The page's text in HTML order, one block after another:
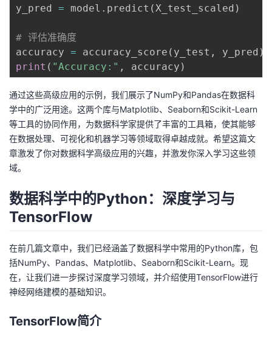
y_pred = model . predict ( X_test_scaled )
# 评估准确度
accuracy = accuracy_score ( y_test , y_pred )
print ( "Accuracy:" , accuracy )
通过这些高级应用的示例，我们展示了NumPy和Pandas在数据科
学中的广泛用途。这两个库与Matplotlib、Seaborn和Scikit-Learn
等工具的协同作用，为数据科学家提供了丰富的工具箱，使其能够
在数据处理、可视化和机器学习等领域取得卓越成就。希望这篇文
章激发了你对数据科学高级应用的兴趣，并激发你深入学习这些领
域。
数据科学中的Python：深度学习与
TensorFlow
在前几篇文章中，我们已经涵盖了数据科学中常用的Python库，包
括NumPy、Pandas、Matplotlib、Seaborn和Scikit-Learn。现
在，让我们进一步探讨深度学习领域，并介绍使用TensorFlow进行
神经网络建模的基础知识。
TensorFlow简介